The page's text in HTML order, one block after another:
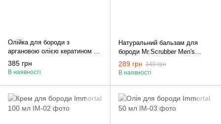
Олійка для бороди з
аргановою олією кератином та
вітаміном Е Gravity 100 мл
385 грн
В наявності
Натуральний бальзам для
бороди Mr.Scrubber Men's
Grooming Routine 30 г
289 грн 340 грн
В наявності